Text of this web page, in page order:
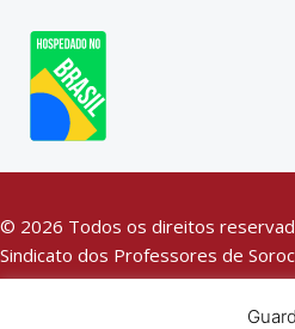
© 2026 Todos os direitos
Sindicato dos Professores de
CNPJ: 60.121.753/0001-87